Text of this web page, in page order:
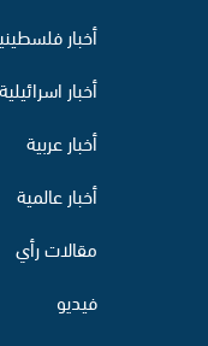
أخبار
أخبار اسرائيلية
أخبار عربية
أخبار عالمية
مقالات رأي
فيديو